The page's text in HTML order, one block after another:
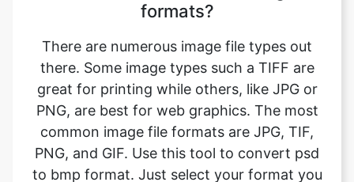
great for printing while others, like JPG or
PNG, are best for web graphics. The most
common image file formats are JPG, TIF,
PNG, and GIF. Use this tool to convert psd
to bmp format. Just select your format you
want to convert to, upload your image file.
Your image will be converted instantly and
you can download the result after only a